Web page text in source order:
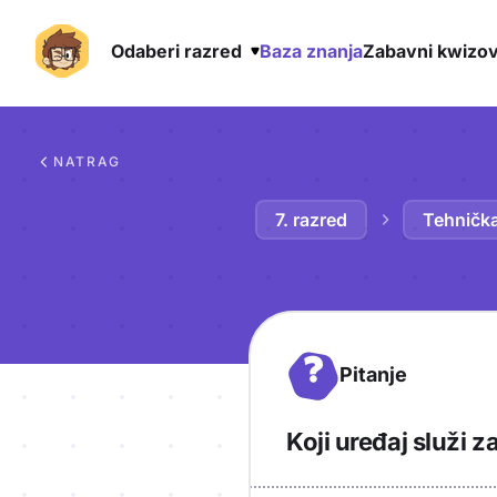
Odaberi razred Baza znanjaZabavni
NATRAG
7. razred
? Pitanje
Koji uređaj služi